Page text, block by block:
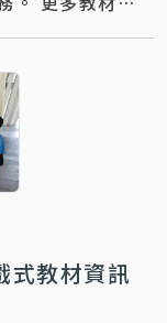
式教材資訊